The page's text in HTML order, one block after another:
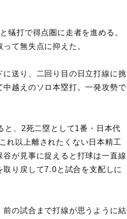
犠打で得点圏に走者を進める。
て無失点に抑えた。
送り、二回り目の日立打線に挑
越えのソロ本塁打。一発攻勢で
と、2死二塁として1番・日本代
れ以上離されたくない日本精工
が見事に捉えると打球は一直線
り戻して7₋0と試合を支配しに
の試合まで打線が思うように結